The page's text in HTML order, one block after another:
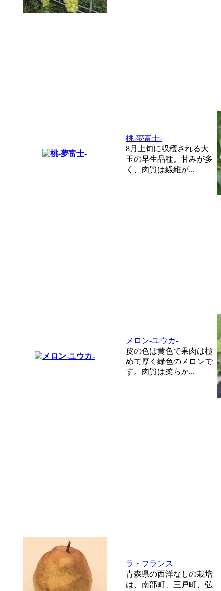
桃-夢富士-
8月上旬に収穫される大
玉の早生品種。甘みが多
く、肉質は繊維が...
メロン-ユウカ-
皮の色は黄色で果肉は極
めて厚く緑色のメロンで
す。肉質は柔らか...
ラ・フランス
青森県の西洋なしの栽培
は、南部町、三戸町、弘